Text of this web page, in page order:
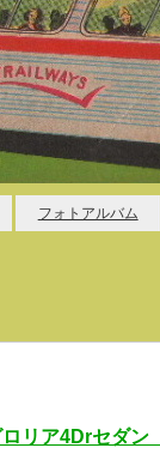
フォトアルバム
リア4Drセダン